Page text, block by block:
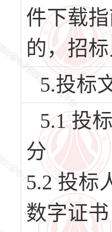
件下载
的，招
5.投标
5.1 投
分
5.2 投标
数字证